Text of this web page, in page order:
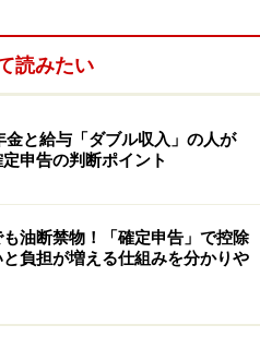
い所得の中で、注意が必要な
ります。
も関係がある所得です。計
額?必要経費(保険料や掛け
読みたい
金と給与「ダブル収入」の人が
申告の判断ポイント
油断禁物！「確定申告」で控除
負担が増える仕組みを分かりや